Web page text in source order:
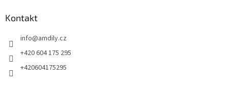
Kontakt
info@amdily.cz
+420 604 175 295
+420604175295